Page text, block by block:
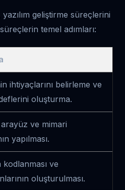
yazılım geliştirme süreçlerini
temel adımları:
ihtiyaçlarını belirleme ve
oluşturma.
ve mimari
yapılması.
kodlanması ve
oluşturulması.